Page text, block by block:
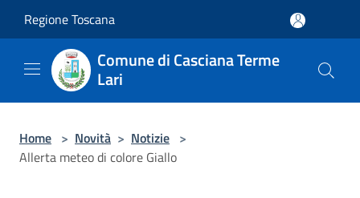
Regione Toscana
Comune di Casciana Terme
Lari
Home > Novità > Notizie >
Allerta meteo di colore Giallo